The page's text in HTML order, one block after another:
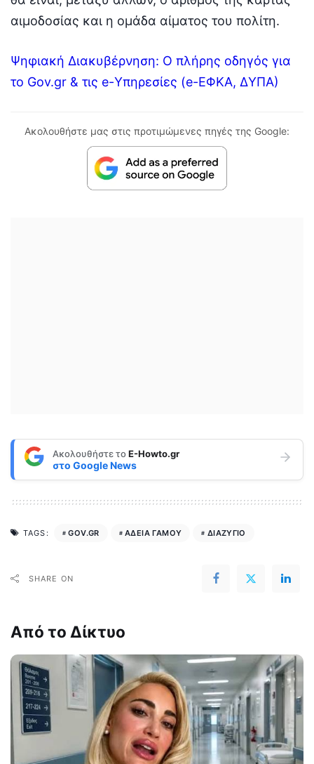
αιμοδοσίας και η ομάδα αίματος του πολίτη.
Ψηφιακή Διακυβέρνηση: Ο πλήρης οδηγός για
το Gov.gr & τις e-Υπηρεσίες (e-ΕΦΚΑ, ΔΥΠΑ)
Ακολουθήστε μας στις προτιμώμενες πηγές της Google:
Ακολουθήστε τοE-Howto.gr
στο Google News
TAGS: GOV.GR ΑΔΕΙΑ ΓΑΜΟΥ ΔΙΑΖΥΓΙΟ
SHARE ON
Από το Δίκτυο